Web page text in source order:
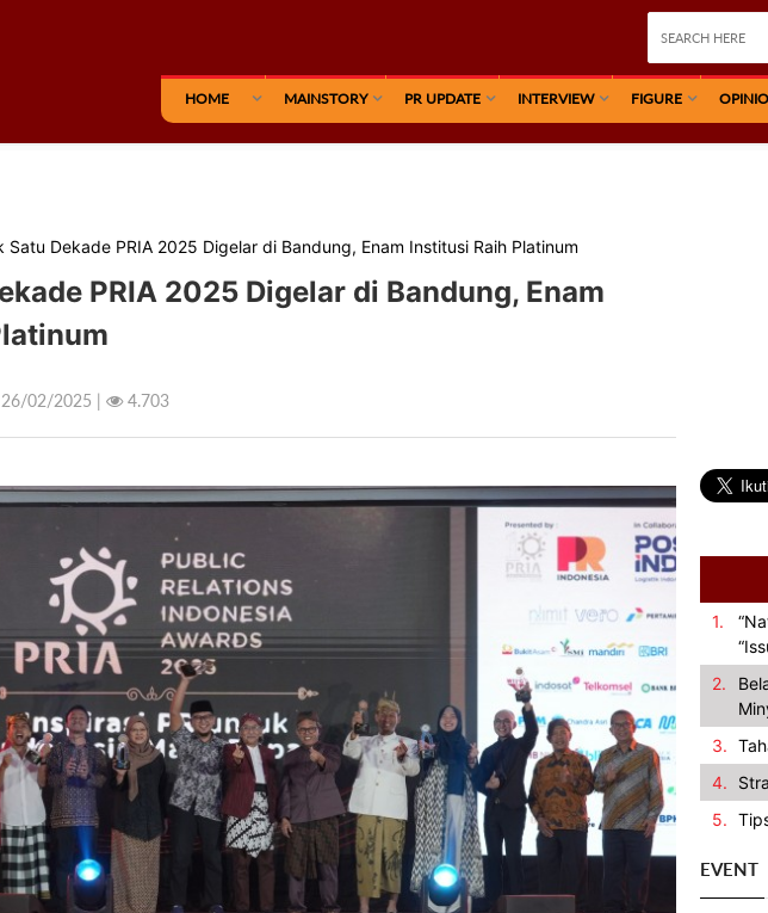
HOME MAINSTORY PR UPDATE INTERVIEW FIGURE
Satu Dekade PRIA 2025 Digelar di Bandung, Enam Institusi Raih Platinum
PRIA 2025 Digelar di Bandung, Enam
26/02/2025 | 4.703
1.
2.
3.
4.
5.
EVENT